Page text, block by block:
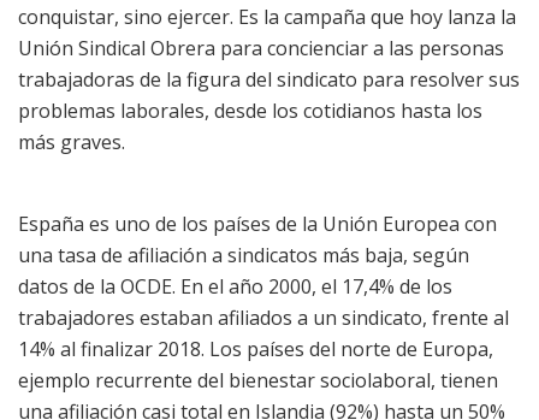
conquistar, sino ejercer. Es la campaña que hoy lanza la
Unión Sindical Obrera para concienciar a las personas
trabajadoras de la figura del sindicato para resolver sus
problemas laborales, desde los cotidianos hasta los
más graves.
España es uno de los países de la Unión Europea con
una tasa de afiliación a sindicatos más baja, según
datos de la OCDE. En el año 2000, el 17,4% de los
trabajadores estaban afiliados a un sindicato, frente al
14% al finalizar 2018. Los países del norte de Europa,
ejemplo recurrente del bienestar sociolaboral, tienen
una afiliación casi total en Islandia (92%) hasta un 50%